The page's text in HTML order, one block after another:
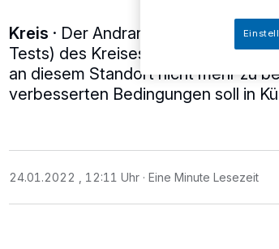
Kreis · Der Andrang an der Drive-
Tests) des Kreises in Hilden an der
an diesem Standort nicht mehr zu
verbesserten Bedingungen soll in
24.01.2022 , 12:11 Uhr Eine Minute Lesezeit